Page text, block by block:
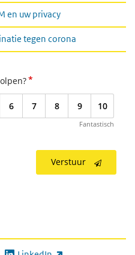
en uw privacy
tegen corona
*
6 7 8 9 10
Fantastisch
Verstuur